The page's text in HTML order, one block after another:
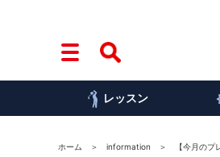
レッスン
ホーム information 【今月の